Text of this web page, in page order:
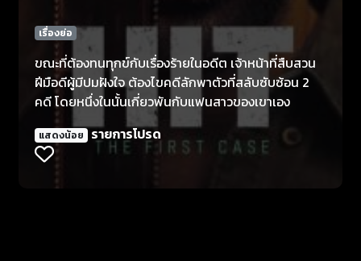
เรื่องย่อ
ขณะที่ต้องทนทุกข์กับเรื่องร้ายในอดีต เจ้าหน้าที่สืบสวน
ฝีมือดีผู้มีปมฝังใจ ต้องไขคดีลักพาตัวที่สลับซับซ้อน 2
คดี โดยหนึ่งในนั้นเกี่ยวพันกับแฟนสาวของเขาเอง
แสดงน้อย รายการโปรด